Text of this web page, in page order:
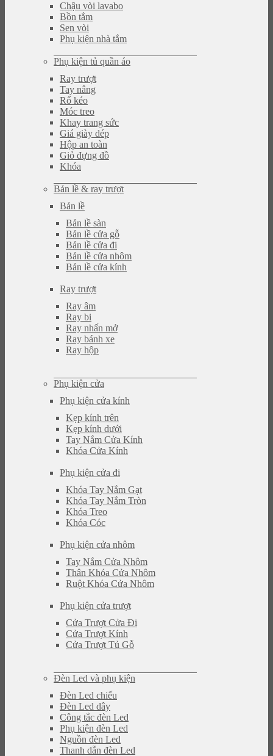
Chậu vòi lavabo
Bồn tắm
Sen vòi
Phụ kiện nhà tắm
Phụ kiện tủ quần áo
Ray trượt
Tay nâng
Rổ kéo
Móc treo
Khay trang sức
Giá giày dép
Hộp an toàn
Giỏ đựng đồ
Khóa
Bản lề & ray trượt
Bản lề
Bản lề sàn
Bản lề cửa gỗ
Bản lề cửa đi
Bản lề cửa nhôm
Bản lề cửa kính
Ray trượt
Ray âm
Ray bi
Ray nhấn mở
Ray bánh xe
Ray hộp
Phụ kiện cửa
Phụ kiện cửa kính
Kẹp kính trên
Kẹp kính dưới
Tay Nắm Cửa Kính
Khóa Cửa Kính
Phụ kiện cửa đi
Khóa Tay Nắm Gạt
Khóa Tay Nắm Tròn
Khóa Treo
Khóa Cóc
Phụ kiện cửa nhôm
Tay Nắm Cửa Nhôm
Thân Khóa Cửa Nhôm
Ruột Khóa Cửa Nhôm
Phụ kiện cửa trượt
Cửa Trượt Cửa Đi
Cửa Trượt Kính
Cửa Trượt Tủ Gỗ
Đèn Led và phụ kiện
Đèn Led chiếu
Đèn Led dây
Công tắc đèn Led
Phụ kiện đèn Led
Nguồn đèn Led
Thanh dẫn đèn Led